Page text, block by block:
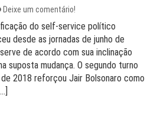
Deixe um comentário!
do self-service político
desde as jornadas de junho de
de acordo com sua inclinação
suposta mudança. O segundo turno
2018 reforçou Jair Bolsonaro como